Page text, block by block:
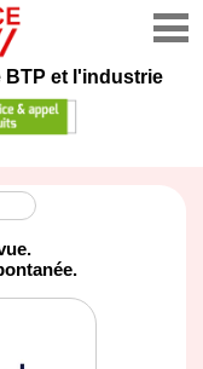
BTP et l'industrie